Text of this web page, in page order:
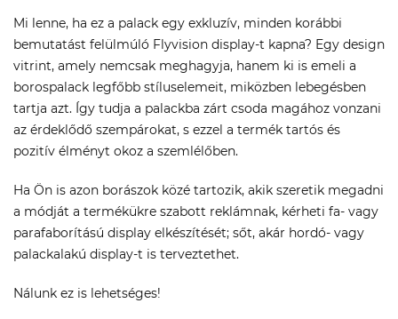
Mi lenne, ha ez a palack egy exkluzív, minden korábbi
bemutatást felülmúló Flyvision display-t kapna? Egy design
vitrint, amely nemcsak meghagyja, hanem ki is emeli a
borospalack legfőbb stíluselemeit, miközben lebegésben
tartja azt. Így tudja a palackba zárt csoda magához vonzani
az érdeklődő szempárokat, s ezzel a termék tartós és
pozitív élményt okoz a szemlélőben.
Ha Ön is azon borászok közé tartozik, akik szeretik megadni
a módját a termékükre szabott reklámnak, kérheti fa- vagy
parafaborítású display elkészítését; sőt, akár hordó- vagy
palackalakú display-t is terveztethet.
Nálunk ez is lehetséges!